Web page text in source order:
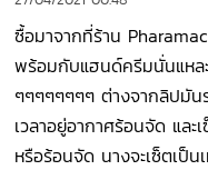
ซื้อมาจากที่ร้าน
พร้อมกับแฮนด์ครีมนั่นแหล
ๆๆๆๆๆๆๆๆ ต่างจากลิปมัน
เวลาอยู่อากาศร้อนจัด แล
หรือร้อนจัด นางจะเซ็ตเป็